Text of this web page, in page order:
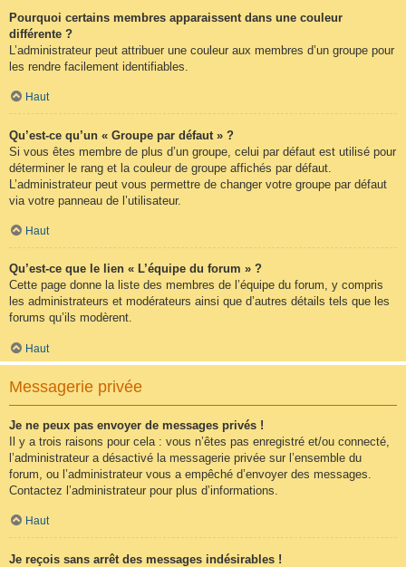
Pourquoi certains membres apparaissent dans une couleur
différente ?
L’administrateur peut attribuer une couleur aux membres d’un groupe pour
les rendre facilement identifiables.
Haut
Qu’est-ce qu’un « Groupe par défaut » ?
Si vous êtes membre de plus d’un groupe, celui par défaut est utilisé pour
déterminer le rang et la couleur de groupe affichés par défaut.
L’administrateur peut vous permettre de changer votre groupe par défaut
via votre panneau de l’utilisateur.
Haut
Qu’est-ce que le lien « L’équipe du forum » ?
Cette page donne la liste des membres de l’équipe du forum, y compris
les administrateurs et modérateurs ainsi que d’autres détails tels que les
forums qu’ils modèrent.
Haut
Messagerie privée
Je ne peux pas envoyer de messages privés !
Il y a trois raisons pour cela : vous n’êtes pas enregistré et/ou connecté,
l’administrateur a désactivé la messagerie privée sur l’ensemble du
forum, ou l’administrateur vous a empêché d’envoyer des messages.
Contactez l’administrateur pour plus d’informations.
Haut
Je reçois sans arrêt des messages indésirables !